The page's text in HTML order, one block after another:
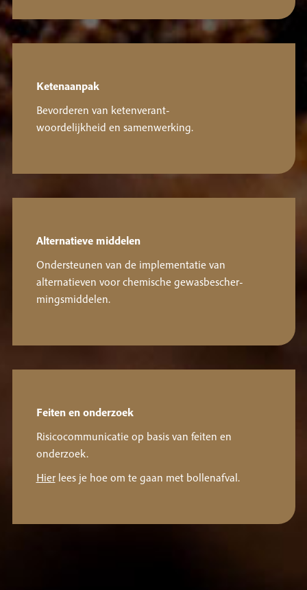
Ketenaanpak
Bevorderen van ketenverant-
woordelijkheid en samenwerking.
Alternatieve middelen
Ondersteunen van de implementatie van
alternatieven voor chemische gewasbescher-
mingsmiddelen.
Feiten en onderzoek
Risicocommunicatie op basis van feiten en
onderzoek.
Hierlees je hoe om te gaan met bollenafval.